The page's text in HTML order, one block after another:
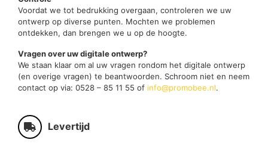
Voordat we tot bedrukking overgaan, controleren we uw
ontwerp op diverse punten. Mochten we problemen
ontdekken, dan brengen we u op de hoogte.
Vragen over uw digitale ontwerp?
We staan klaar om al uw vragen rondom het digitale ontwerp
(en overige vragen) te beantwoorden. Schroom niet en neem
contact op via: 0528 – 85 11 55 of info@promobee.nl.
Levertijd